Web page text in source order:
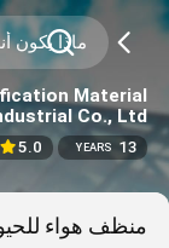
Material
Co., Ltd.
13
YEARS
5.0
منظف هواء